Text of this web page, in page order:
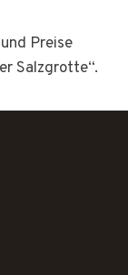
Preise
Salzgrotte“.